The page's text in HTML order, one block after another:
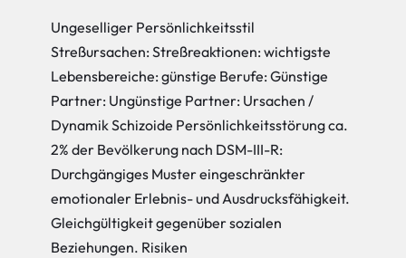
Ungeselliger Persönlichkeitsstil
Streßursachen: Streßreaktionen: wichtigste
Lebensbereiche: günstige Berufe: Günstige
Partner: Ungünstige Partner: Ursachen /
Dynamik Schizoide Persönlichkeitsstörung ca.
2% der Bevölkerung nach DSM-III-R:
Durchgängiges Muster eingeschränkter
emotionaler Erlebnis- und Ausdrucksfähigkeit.
Gleichgültigkeit gegenüber sozialen
Beziehungen. Risiken